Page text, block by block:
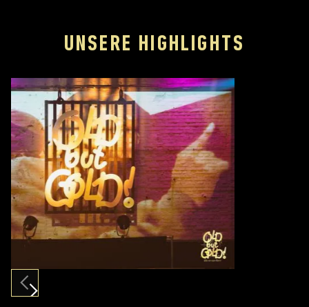
UNSERE HIGHLIGHTS
Slide 9 of 12.